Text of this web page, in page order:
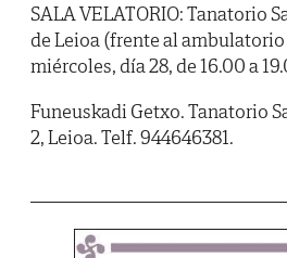
SALA VELATORIO: Tanatorio
de Leioa (frente al ambulatorio
miércoles, día 28, de 16.00 a
Funeuskadi Getxo. Tanatorio
2, Leioa. Telf. 944646381.